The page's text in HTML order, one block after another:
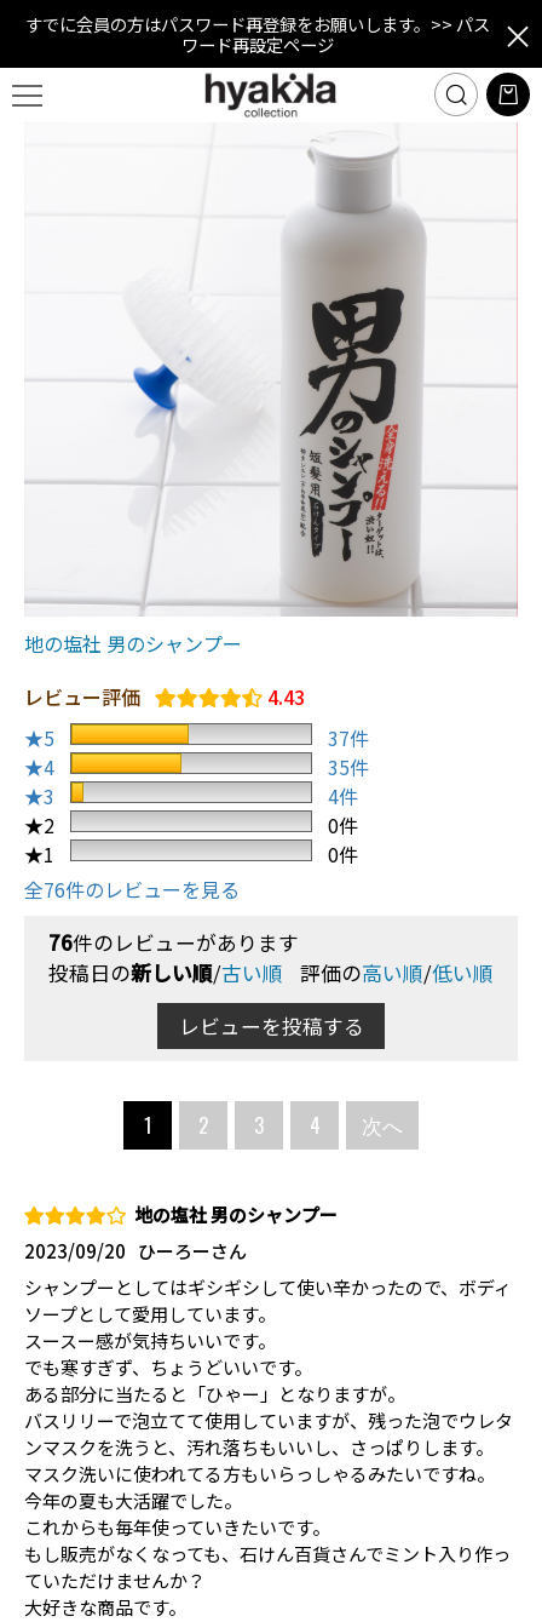
すでに会員の方はパスワード再登録をお願いします。 >> パス
ワード再設定ページ
地の塩社 男のシャンプー
レビュー評価
4.43
★5
37件
★4
35件
★3
4件
★2
0件
★1
0件
全76件のレビューを見る
76件のレビューがあります
投稿日の新しい順/古い順 評価の高い順/低い順
レビューを投稿する
1 2 3 4 次へ
地の塩社 男のシャンプー
ひーろーさん
2023/09/20
シャンプーとしてはギシギシして使い辛かったので、ボディ
ソープとして愛用しています。
スースー感が気持ちいいです。
でも寒すぎず、ちょうどいいです。
ある部分に当たると「ひゃー」となりますが。
バスリリーで泡立てて使用していますが、残った泡でウレタ
ンマスクを洗うと、汚れ落ちもいいし、さっぱりします。
マスク洗いに使われてる方もいらっしゃるみたいですね。
今年の夏も大活躍でした。
これからも毎年使っていきたいです。
もし販売がなくなっても、石けん百貨さんでミント入り作っ
ていただけませんか？
大好きな商品です。